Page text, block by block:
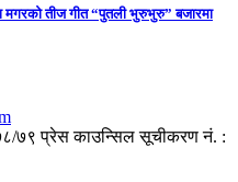
मगरको तीज गीत “पुतली भुरुभुरु” बजारमा
७९ प्रेस काउन्सिल सूचीकरण नं. :